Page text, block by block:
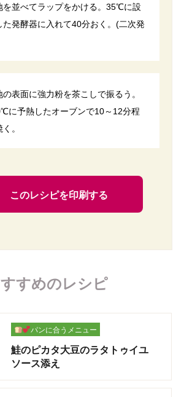
を並べてラップをかける。35℃に設
た発酵器に入れて40分おく。(二次発
の表面に強力粉を茶こしで振るう。
に予熱したオーブンで10～12分程
。
このレシピを印刷する
すめのレシピ
パンに合うメニュー
鮭のピカタ大豆のラタトゥイユ
ソース添え